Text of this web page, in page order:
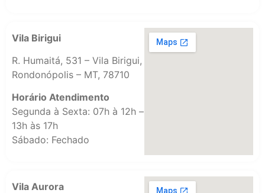
Vila Birigui
R. Humaitá, 531 – Vila Birigui,
Rondonópolis – MT, 78710
Horário Atendimento
Segunda à Sexta: 07h à 12h –
13h às 17h
Sábado: Fechado
Vila Aurora